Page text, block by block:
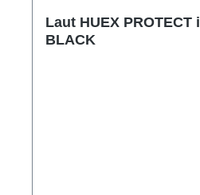
Laut HUEX PROTECT
BLACK